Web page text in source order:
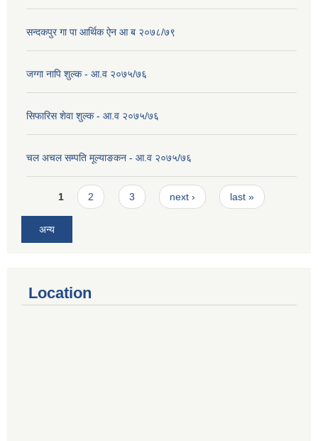
सन्दकपुर गा पा आर्थिक ऐन आ ब २०७८/७९
जग्गा नापि शुल्क - आ.व २०७५/७६
सिफारिस शेवा शुल्क - आ.व २०७५/७६
चल अचल सम्पति मूल्याङकन - आ.व २०७५/७६
Pages
1 2 3 next › last »
अन्य
Location